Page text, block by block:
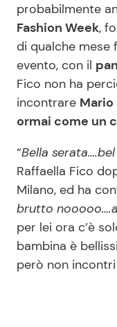
probabilmente
Fashion Week,
di qualche mese
evento, con il
Fico non ha
incontrare
ormai come un
“Bella
Raffaella Fico
Milano, ed ha
brutto
per lei ora c’è
bambina è
però non